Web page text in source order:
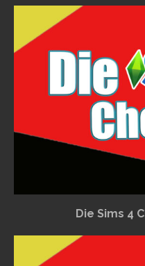
Die Sims 4